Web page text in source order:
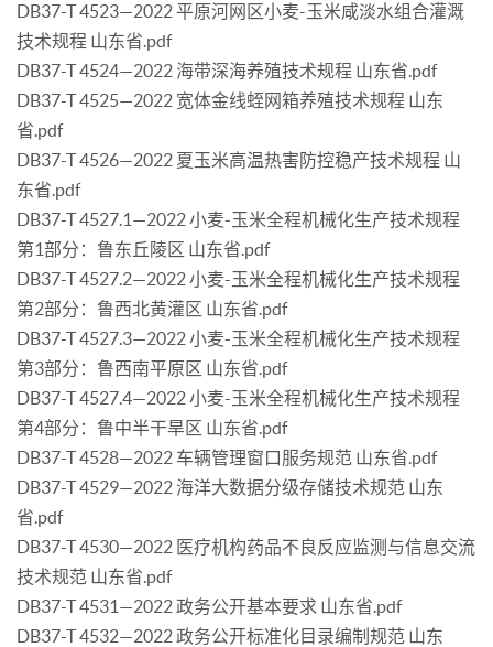
DB37-T 4523—2022 平原河网区小麦-玉米咸淡水组合灌溉
技术规程 山东省.pdf
DB37-T 4524—2022 海带深海养殖技术规程 山东省.pdf
DB37-T 4525—2022 宽体金线蛭网箱养殖技术规程 山东
省.pdf
DB37-T 4526—2022 夏玉米高温热害防控稳产技术规程 山
东省.pdf
DB37-T 4527.1—2022 小麦-玉米全程机械化生产技术规程
第1部分：鲁东丘陵区 山东省.pdf
DB37-T 4527.2—2022 小麦-玉米全程机械化生产技术规程
第2部分：鲁西北黄灌区 山东省.pdf
DB37-T 4527.3—2022 小麦-玉米全程机械化生产技术规程
第3部分：鲁西南平原区 山东省.pdf
DB37-T 4527.4—2022 小麦-玉米全程机械化生产技术规程
第4部分：鲁中半干旱区 山东省.pdf
DB37-T 4528—2022 车辆管理窗口服务规范 山东省.pdf
DB37-T 4529—2022 海洋大数据分级存储技术规范 山东
省.pdf
DB37-T 4530—2022 医疗机构药品不良反应监测与信息交流
技术规范 山东省.pdf
DB37-T 4531—2022 政务公开基本要求 山东省.pdf
DB37-T 4532—2022 政务公开标准化目录编制规范 山东